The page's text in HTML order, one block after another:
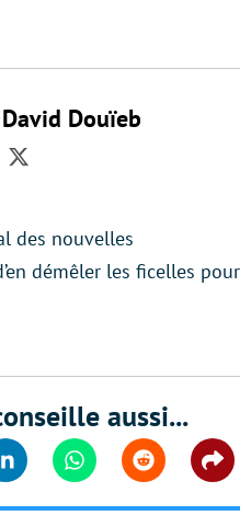
David Douïeb
Twitter
des nouvelles
démêler les ficelles pour
aussi...
Linkedin WhatsappReddit